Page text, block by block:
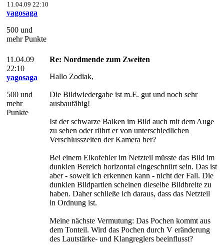
11.04.09 22:10
yagosaga
500 und
mehr Punkte
11.04.09
22:10
yagosaga
500 und
mehr
Punkte
Re: Nordmende zum Zweiten
Hallo Zodiak,
Die Bildwiedergabe ist m.E. gut und noch sehr
ausbaufähig!
Ist der schwarze Balken im Bild auch mit dem Auge
zu sehen oder rührt er von unterschiedlichen
Verschlusszeiten der Kamera her?
Bei einem Elkofehler im Netzteil müsste das Bild im
dunklen Bereich horizontal eingeschnürt sein. Das ist
aber - soweit ich erkennen kann - nicht der Fall. Die
dunklen Bildpartien scheinen dieselbe Bildbreite zu
haben. Daher schließe ich daraus, dass das Netzteil
in Ordnung ist.
Meine nächste Vermutung: Das Pochen kommt aus
dem Tonteil. Wird das Pochen durch V eränderung
des Lautstärke- und Klangreglers beeinflusst?